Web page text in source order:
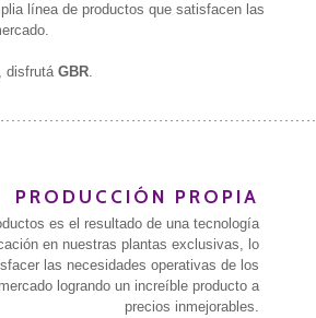
línea de productos que satisfacen las
disfrutáGBR.
PRODUCCIÓN PROPIA
es el resultado de una tecnología
en nuestras plantas exclusivas, lo
las necesidades operativas de los
logrando un increíble producto a
precios inmejorables.